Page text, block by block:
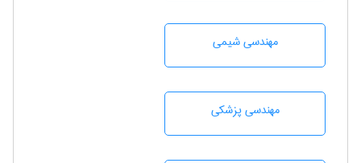
مهندسي شيمی
مهندسی پزشکی